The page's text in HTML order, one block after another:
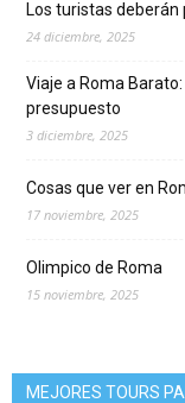
Los turistas deberán
24 diciembre, 2025
Viaje a Roma
presupuesto
3 diciembre, 2025
Cosas que ver en
17 noviembre, 2025
Olimpico de Roma
15 noviembre, 2025
MEJORES TOURS